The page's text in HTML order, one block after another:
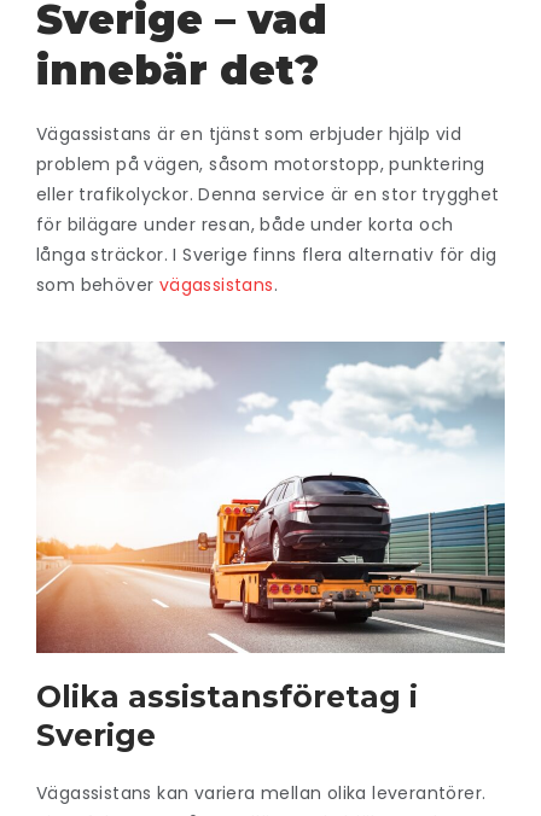
Sverige – vad
innebär det?
Vägassistans är en tjänst som erbjuder hjälp vid
problem på vägen, såsom motorstopp, punktering
eller trafikolyckor. Denna service är en stor trygghet
för bilägare under resan, både under korta och
långa sträckor. I Sverige finns flera alternativ för dig
som behöver vägassistans.
Olika assistansföretag i
Sverige
Vägassistans kan variera mellan olika leverantörer.